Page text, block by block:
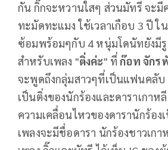
กัน กิ๊กจะหวานใสๆ ส่วนมัทรี จะมี
ทะมัดทะแมง ใช้เวลาเกือบ 3 ปี ใ
ซ้อมพร้อมๆกับ 4 หนุ่มโดนัทยังมีรู
สำหรับเพลง "ติ่งค่ะ" ที่ก๊อท จักร
จะพูดถึงกลุ่มสาวๆที่เป็นแฟนคลับ
เป็นติ่งของนักร้องและดาราเกา
ความเคลื่อนไหวของดารานักร้อง
เพลงจะมีชื่อดารา นักร้องชาวเก